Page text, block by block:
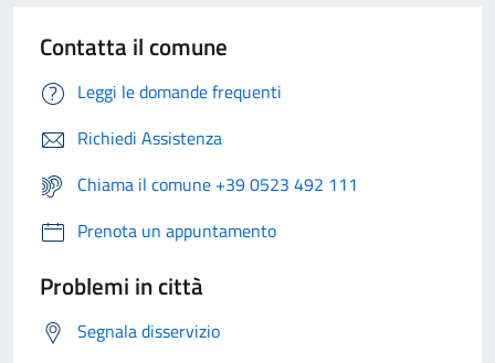
Contatta il comune
Leggi le domande frequenti
Richiedi Assistenza
Chiama il comune +39 0523 492 111
Prenota un appuntamento
Problemi in città
Segnala disservizio